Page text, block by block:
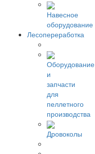
Навесное
оборудование
Лесопереработка
Оборудование
и
запчасти
для
пеллетного
производства
Дровоколы